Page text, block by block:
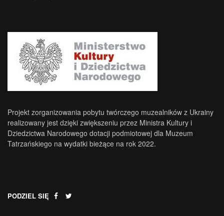
Projekt zorganizowania pobytu twórczego muzealników z Ukrainy
realizowany jest dzięki zwiększeniu przez Ministra Kultury i
Dziedzictwa Narodowego dotacji podmiotowej dla Muzeum
Tatrzańskiego na wydatki bieżące na rok 2022.
PODZIEL SIĘ